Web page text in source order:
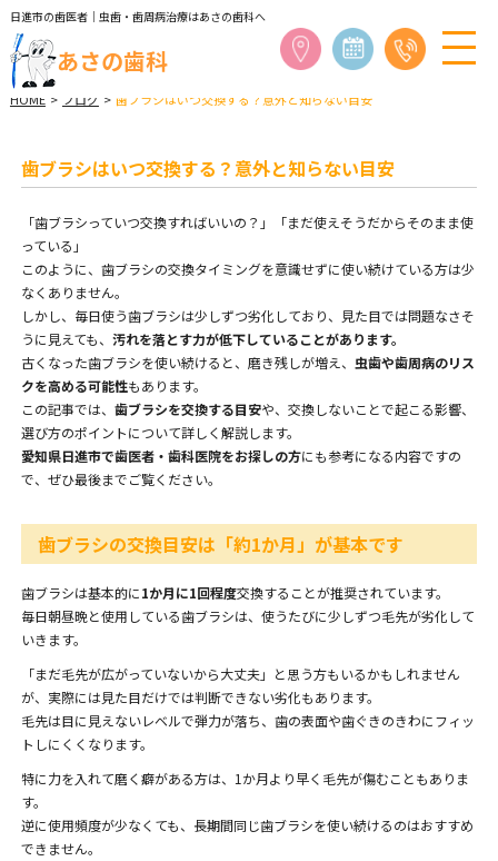
日進市の歯医者｜虫歯・歯周病治療はあさの歯科へ
あさの歯科
HOME > ブログ >歯ブラシはいつ交換する？意外と知らない目安
歯ブラシはいつ交換する？意外と知らない目安
「歯ブラシっていつ交換すればいいの？」「まだ使えそうだからそのまま使
っている」
このように、歯ブラシの交換タイミングを意識せずに使い続けている方は少
なくありません。
しかし、毎日使う歯ブラシは少しずつ劣化しており、見た目では問題なさそ
うに見えても、 汚れを落とす力が低下していることがあります。
古くなった歯ブラシを使い続けると、磨き残しが増え、 虫歯や歯周病のリス
クを高める可能性もあります。
この記事では、 歯ブラシを交換する目安や、交換しないことで起こる影響、
選び方のポイントについて詳しく解説します。
愛知県日進市で歯医者・歯科医院をお探しの方にも参考になる内容ですの
で、ぜひ最後までご覧ください。
歯ブラシの交換目安は「約1か月」が基本です
歯ブラシは基本的に1か月に1回程度交換することが推奨されています。
毎日朝昼晩と使用している歯ブラシは、使うたびに少しずつ毛先が劣化して
いきます。
「まだ毛先が広がっていないから大丈夫」と思う方もいるかもしれません
が、実際には見た目だけでは判断できない劣化もあります。
毛先は目に見えないレベルで弾力が落ち、歯の表面や歯ぐきのきわにフィッ
トしにくくなります。
特に力を入れて磨く癖がある方は、1か月より早く毛先が傷むこともありま
す。
逆に使用頻度が少なくても、長期間同じ歯ブラシを使い続けるのはおすすめ
できません。